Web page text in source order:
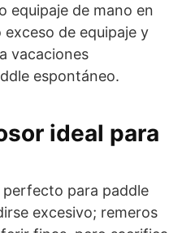
equipaje de mano en
de equipaje y
vacaciones
espontáneo.
ideal para
para paddle
excesivo; remeros